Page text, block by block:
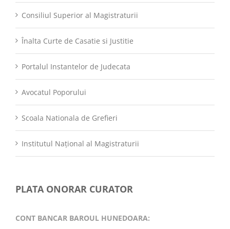
Consiliul Superior al Magistraturii
Înalta Curte de Casatie si Justitie
Portalul Instantelor de Judecata
Avocatul Poporului
Scoala Nationala de Grefieri
Institutul Național al Magistraturii
PLATA ONORAR CURATOR
CONT BANCAR BAROUL HUNEDOARA: